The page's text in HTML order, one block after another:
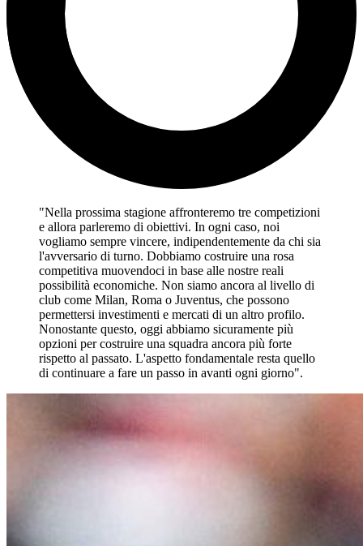
"Nella prossima stagione affronteremo tre competizioni
e allora parleremo di obiettivi. In ogni caso, noi
vogliamo sempre vincere, indipendentemente da chi sia
l'avversario di turno. Dobbiamo costruire una rosa
competitiva muovendoci in base alle nostre reali
possibilità economiche. Non siamo ancora al livello di
club come Milan, Roma o Juventus, che possono
permettersi investimenti e mercati di un altro profilo.
Nonostante questo, oggi abbiamo sicuramente più
opzioni per costruire una squadra ancora più forte
rispetto al passato. L'aspetto fondamentale resta quello
di continuare a fare un passo in avanti ogni giorno".